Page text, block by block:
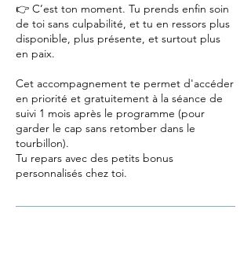
👉 C’est ton moment. Tu prends enfin soin
de toi sans culpabilité, et tu en ressors plus
disponible, plus présente, et surtout plus
en paix.
Cet accompagnement te permet d'accéder
en priorité et gratuitement à la séance de
suivi 1 mois après le programme (pour
garder le cap sans retomber dans le
tourbillon).
Tu repars avec des petits bonus
personnalisés chez toi.